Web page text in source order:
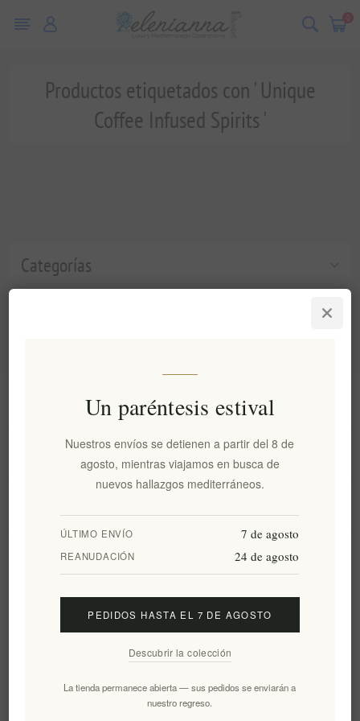
0
Categorías
Productos etiquetados con ' Unique
Coffee Infused Spirits '
Información
Mi cuenta
Suscribirse Desuscribirse
Un paréntesis estival
Nuestros envíos se detienen a partir del 8 de
agosto, mientras viajamos en busca de
nuevos hallazgos mediterráneos.
ÚLTIMO ENVÍO 7 de agosto
REANUDACIÓN 24 de agosto
PEDIDOS HASTA EL 7 DE AGOSTO
Descubrir la colección
La tienda permanece abierta — sus pedidos se enviarán a
nuestro regreso.